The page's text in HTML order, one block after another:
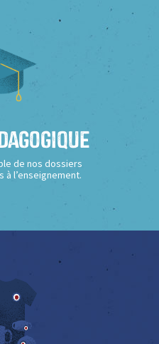
de nos dossiers
l’enseignement.